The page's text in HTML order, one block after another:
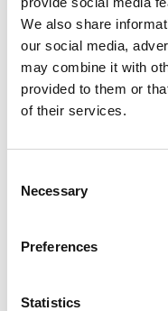
We also share
our social media,
may combine it with
provided to them or
of their services.
Selection
Necessary
Preferences
Statistics